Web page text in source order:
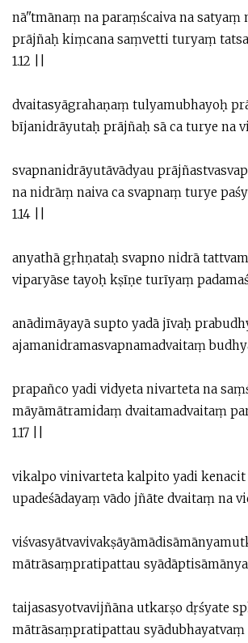
nā''tmānaṃ na paraṃścaiva na satyaṃ
prājñaḥ kiṃcana saṃvetti turyaṃ
1.12 ||
dvaitasyāgrahaṇaṃ tulyamubhayoḥ
bījanidrāyutaḥ prājñaḥ sā ca turye na
svapnanidrāyutāvādyau
na nidrāṃ naiva ca svapnaṃ turye
1.14 ||
anyathā gṛhṇataḥ svapno nidrā
viparyāse tayoḥ kṣīṇe turīyaṃ
anādimāyayā supto yadā jīvaḥ
ajamanidramasvapnamadvaitaṃ
prapañco yadi vidyeta nivarteta na
māyāmātramidaṃ dvaitamadvaitaṃ
1.17 ||
vikalpo vinivarteta kalpito yadi kenacit |
upadeśādayaṃ vādo jñāte dvaitaṃ na
mātrāsaṃpratipattau
taijasasyotvavijñāna utkarṣo dṛśyate
mātrāsaṃpratipattau syādubhayatvaṃ